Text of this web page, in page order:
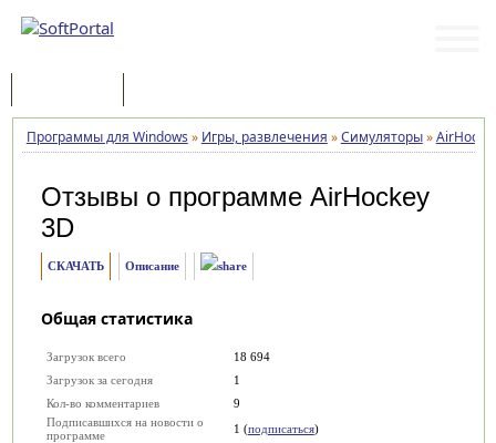
Программы для Windows » Игры, развлечения »Симуляторы»
Отзывы о программе AirHockey
3D
СКАЧАТЬ Описание
Общая статистика
Загрузок всего
18 694
Загрузок за сегодня
1
Кол-во комментариев
9
Подписавшихся на новости о
программе
1 (подписаться)